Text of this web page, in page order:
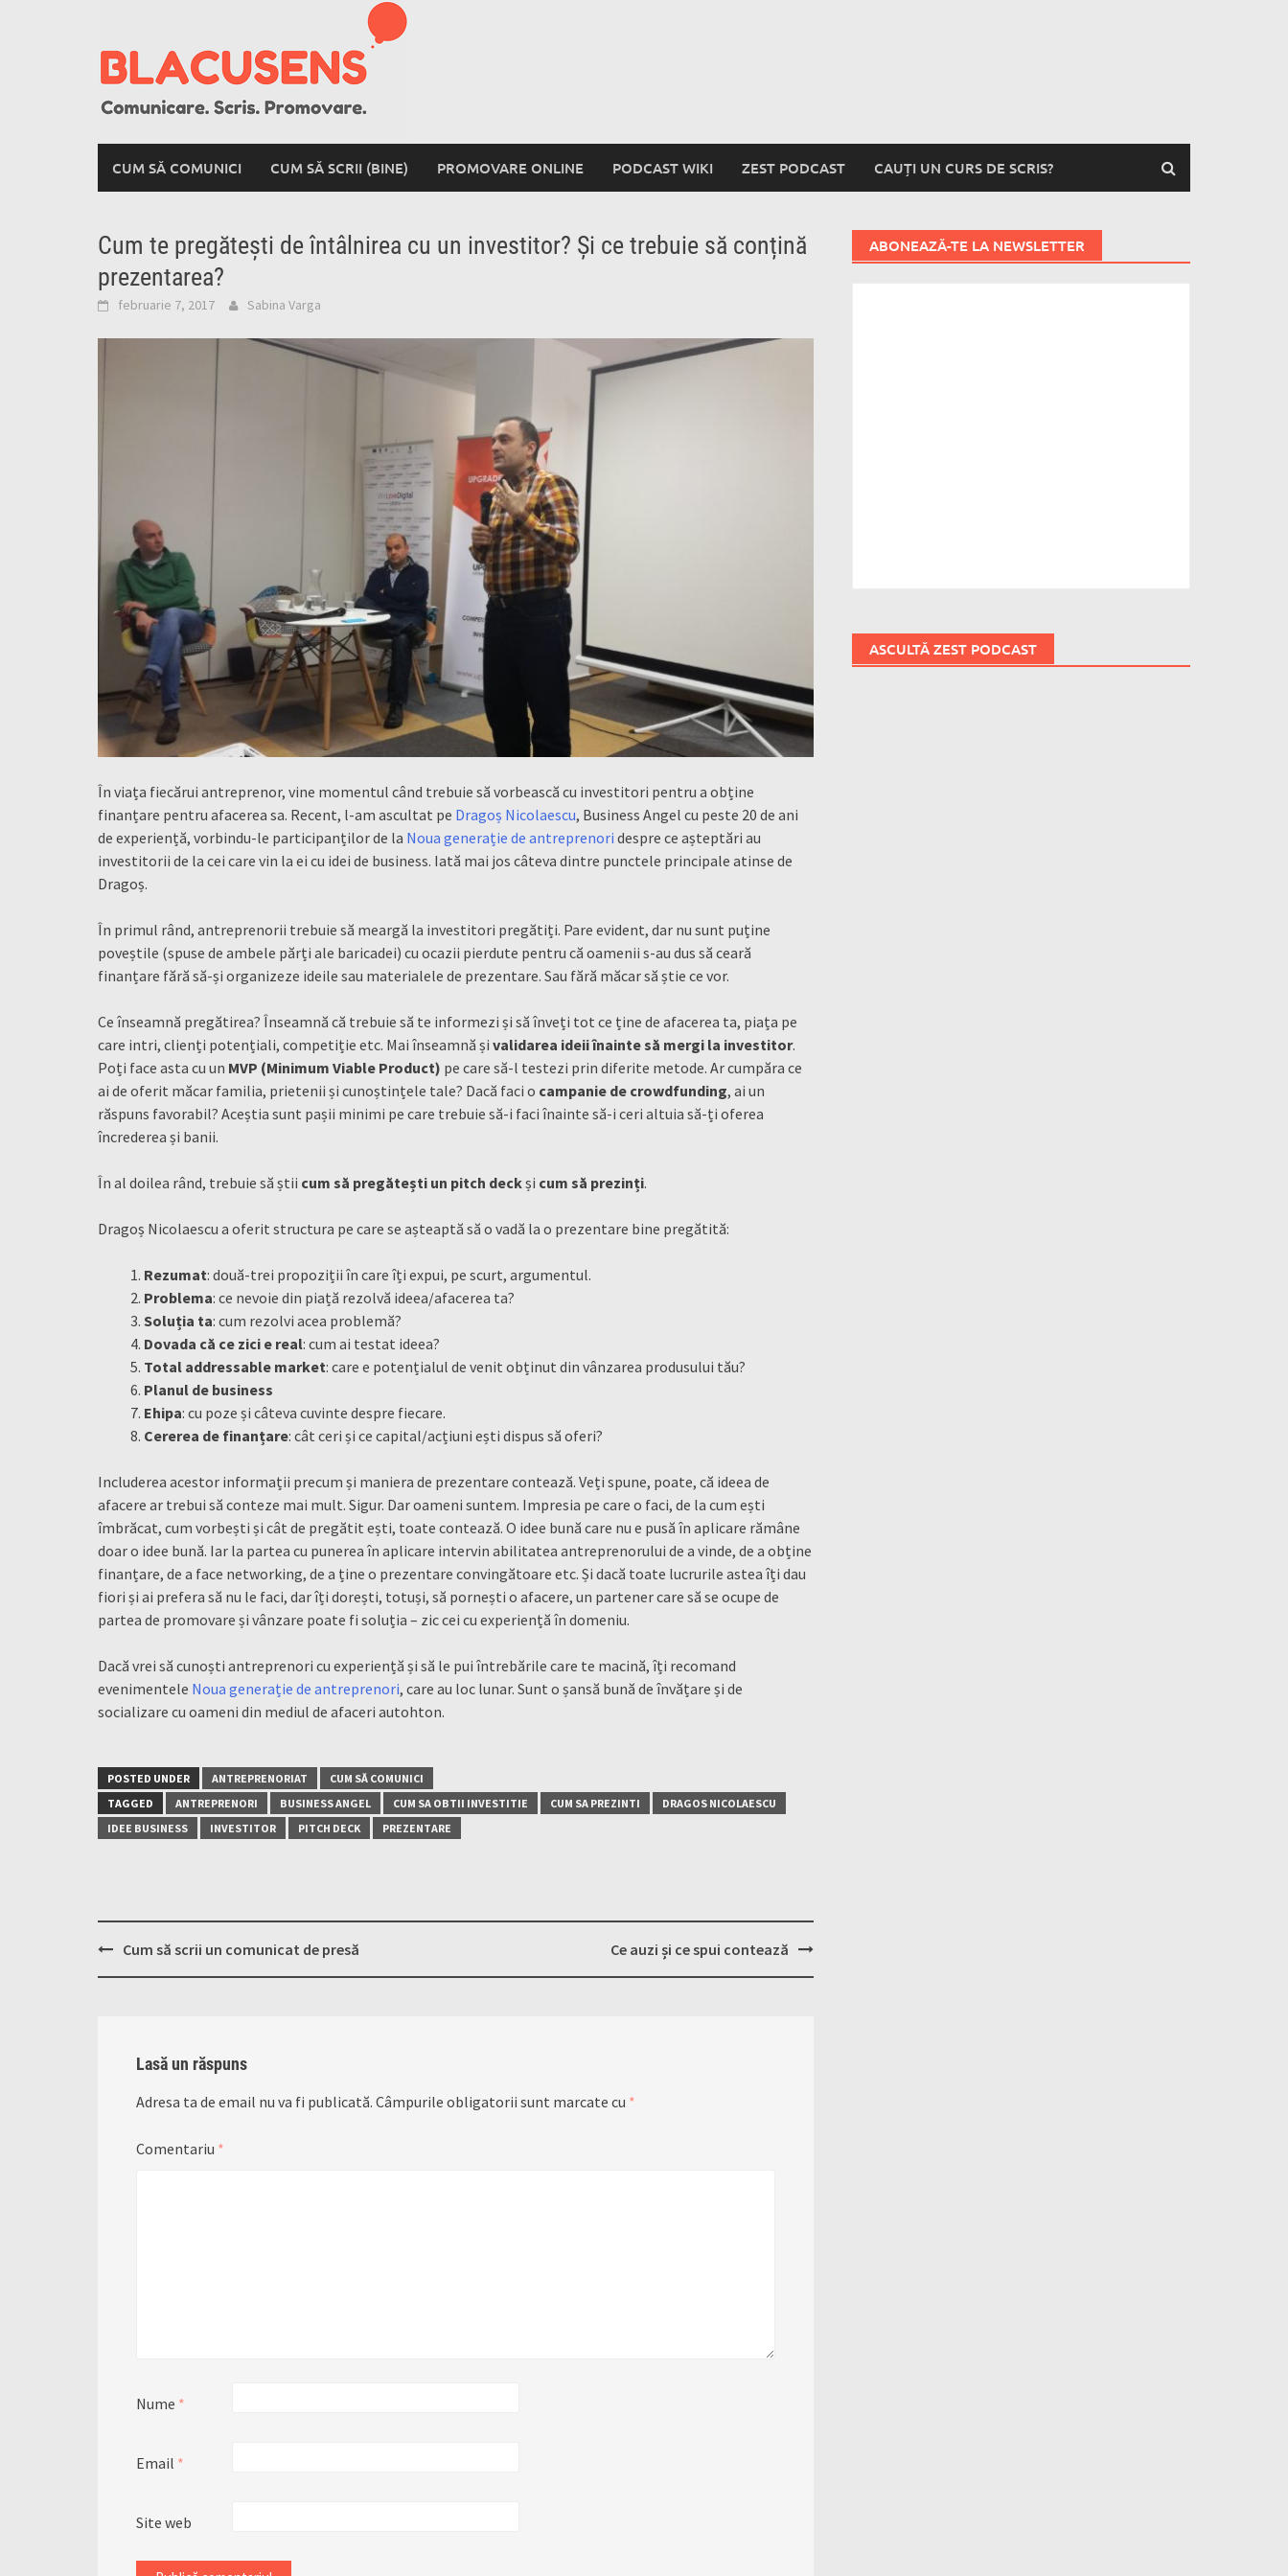
CUM SĂ COMUNICI CUM SĂ SCRII (BINE) PROMOVARE ONLINE PODCAST WIKI ZEST PODCAST CAUȚI UN CURS DE SCRIS?
Cum te pregătești de întâlnirea cu un investitor? Și ce trebuie să conțină
prezentarea?
februarie 7, 2017 Sabina Varga
În viața fiecărui antreprenor, vine momentul când trebuie să vorbească cu investitori pentru a obține
finanțare pentru afacerea sa. Recent, l-am ascultat pe Dragoș Nicolaescu, Business Angel cu peste 20 de ani
de experiență, vorbindu-le participanților de la Noua generație de antreprenori despre ce așteptări au
investitorii de la cei care vin la ei cu idei de business. Iată mai jos câteva dintre punctele principale atinse de
Dragoș.
În primul rând, antreprenorii trebuie să meargă la investitori pregătiți. Pare evident, dar nu sunt puține
poveștile (spuse de ambele părți ale baricadei) cu ocazii pierdute pentru că oamenii s-au dus să ceară
finanțare fără să-și organizeze ideile sau materialele de prezentare. Sau fără măcar să știe ce vor.
Ce înseamnă pregătirea? Înseamnă că trebuie să te informezi și să înveți tot ce ține de afacerea ta, piața pe
care intri, clienți potențiali, competiție etc. Mai înseamnă și validarea ideii înainte să mergi la investitor.
Poți face asta cu un MVP (Minimum Viable Product) pe care să-l testezi prin diferite metode. Ar cumpăra ce
ai de oferit măcar familia, prietenii și cunoștințele tale? Dacă faci o campanie de crowdfunding, ai un
răspuns favorabil? Aceștia sunt pașii minimi pe care trebuie să-i faci înainte să-i ceri altuia să-ți oferea
încrederea și banii.
În al doilea rând, trebuie să știi cum să pregătești un pitch deckși cum să prezinți.
Dragoș Nicolaescu a oferit structura pe care se așteaptă să o vadă la o prezentare bine pregătită:
Rezumat: două-trei propoziții în care îți expui, pe scurt, argumentul.
Problema: ce nevoie din piață rezolvă ideea/afacerea ta?
Soluția ta: cum rezolvi acea problemă?
Dovada că ce zici e real: cum ai testat ideea?
Total addressable market: care e potențialul de venit obținut din vânzarea produsului tău?
Planul de business
Ehipa: cu poze și câteva cuvinte despre fiecare.
Cererea de finanțare: cât ceri și ce capital/acțiuni ești dispus să oferi?
Includerea acestor informații precum și maniera de prezentare contează. Veți spune, poate, că ideea de
afacere ar trebui să conteze mai mult. Sigur. Dar oameni suntem. Impresia pe care o faci, de la cum ești
îmbrăcat, cum vorbești și cât de pregătit ești, toate contează. O idee bună care nu e pusă în aplicare rămâne
doar o idee bună. Iar la partea cu punerea în aplicare intervin abilitatea antreprenorului de a vinde, de a obține
finanțare, de a face networking, de a ține o prezentare convingătoare etc. Și dacă toate lucrurile astea îți dau
fiori și ai prefera să nu le faci, dar îți dorești, totuși, să pornești o afacere, un partener care să se ocupe de
partea de promovare și vânzare poate fi soluția – zic cei cu experiență în domeniu.
Dacă vrei să cunoști antreprenori cu experiență și să le pui întrebările care te macină, îți recomand
evenimentele Noua generație de antreprenori, care au loc lunar. Sunt o șansă bună de învățare și de
socializare cu oameni din mediul de afaceri autohton.
POSTED UNDER ANTREPRENORIAT
CUM SĂ COMUNICI
TAGGED
ANTREPRENORI BUSINESS ANGEL CUM SA OBTII INVESTITIE CUM SA PREZINTI
DRAGOS NICOLAESCU
IDEE BUSINESS
INVESTITOR PITCH DECK PREZENTARE
PostCum să scrii un comunicat de presă Ce auzi și ce spui contează
Lasă un răspuns
Adresa ta de email nu va fi publicată. Câmpurile obligatorii sunt marcate cu *
Comentariu *
Nume *
Email *
Site web
ABONEAZĂ-TE LA NEWSLETTER
ASCULTĂ ZEST PODCAST